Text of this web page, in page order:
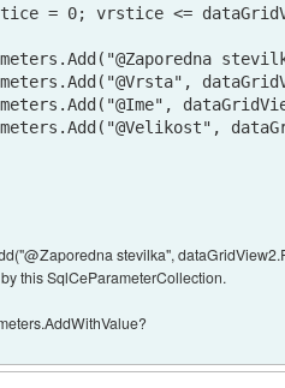
= 0; vrstice <=
stevilka",
this SqlCeParameterCollection.